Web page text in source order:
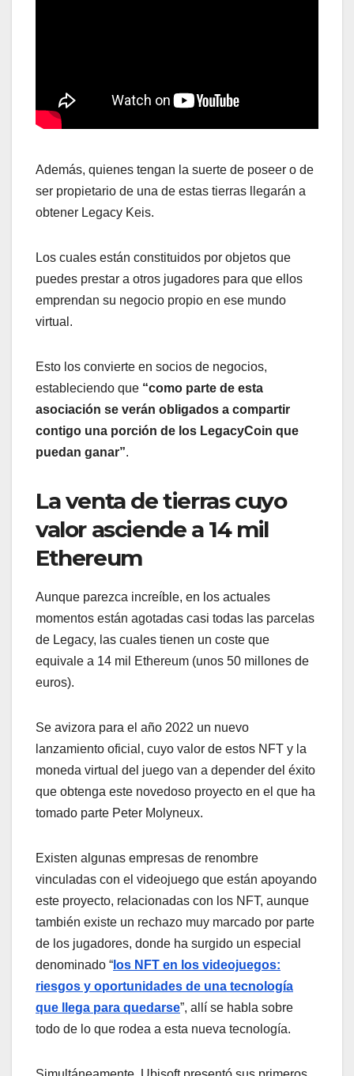
Además, quienes tengan la suerte de poseer o de
ser propietario de una de estas tierras llegarán a
obtener Legacy Keis.
Los cuales están constituidos por objetos que
puedes prestar a otros jugadores para que ellos
emprendan su negocio propio en ese mundo
virtual.
Esto los convierte en socios de negocios,
estableciendo que “como parte de esta
asociación se verán obligados a compartir
contigo una porción de los LegacyCoin que
puedan ganar”.
La venta de tierras cuyo
valor asciende a 14 mil
Ethereum
Aunque parezca increíble, en los actuales
momentos están agotadas casi todas las parcelas
de Legacy, las cuales tienen un coste que
equivale a 14 mil Ethereum (unos 50 millones de
euros).
Se avizora para el año 2022 un nuevo
lanzamiento oficial, cuyo valor de estos NFT y la
moneda virtual del juego van a depender del éxito
que obtenga este novedoso proyecto en el que ha
tomado parte Peter Molyneux.
Existen algunas empresas de renombre
vinculadas con el videojuego que están apoyando
este proyecto, relacionadas con los NFT, aunque
también existe un rechazo muy marcado por parte
de los jugadores, donde ha surgido un especial
denominado “ los NFT en los videojuegos:
riesgos y oportunidades de una tecnología
que llega para quedarse”, allí se habla sobre
todo de lo que rodea a esta nueva tecnología.